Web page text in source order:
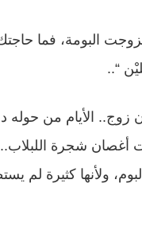
البومة، فما
“..
زوج.. الأيام من
أغصان شجرة
ولأنها كثيرة لم